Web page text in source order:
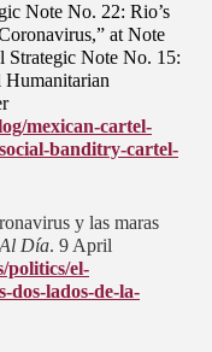
Note No. 22: Rio’s
at Note
Strategic Note No. 15:
Humanitarian
mexican-cartel-
banditry-cartel-
y las maras
Al Día. 9 April
politics/el-
dos-lados-de-la-